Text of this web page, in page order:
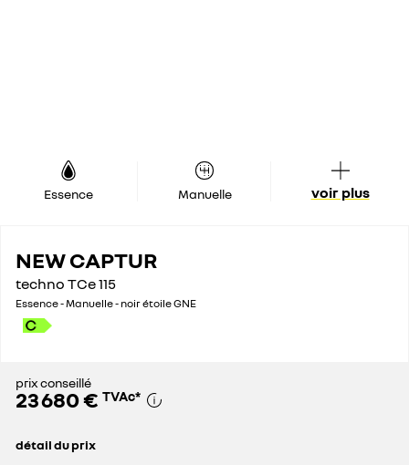
Essence Manuelle voir plus
NEW CAPTUR
techno TCe 115
Essence - Manuelle - noir étoile GNE
prix conseillé
23 680 € TVAc*
détail du prix